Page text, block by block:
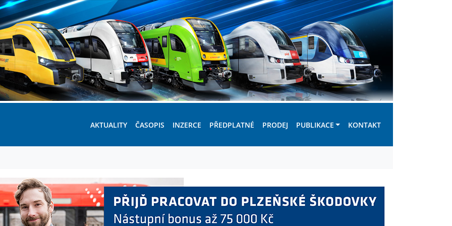
AKTUALITY ČASOPIS INZERCE PŘEDPLATNÉ PRODEJ PUBLIKACE KONTAKT